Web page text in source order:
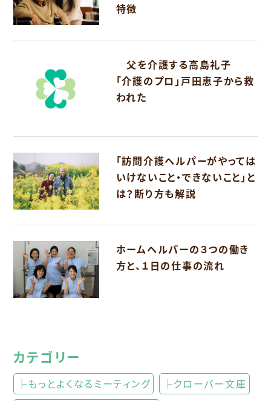
特徴
父を介護する高島礼子
「介護のプロ」戸田恵子から救
われた
「訪問介護ヘルパーがやっては
いけないこと・できないこと」と
は？断り方も解説
ホームヘルパーの３つの働き
方と、１日の仕事の流れ
カテゴリー
├もっとよくなるミーティング
├クローバー文庫